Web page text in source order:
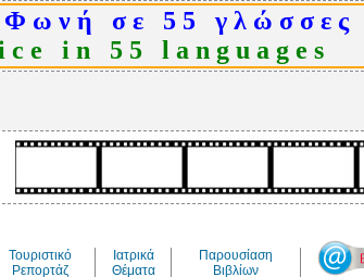
ω ν ή σ ε 5 5 γ λ ώ σ σ ε ς
e i n 5 5 l a n g u a g e s
Τουριστικό
Ρεπορτάζ
Ιατρικά
Θέματα
Παρουσίαση
Βιβλίων